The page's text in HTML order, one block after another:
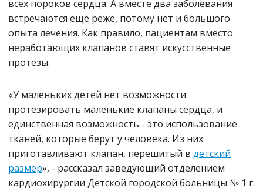
всех пороков сердца. А вместе два заболевания
встречаются еще реже, потому нет и большого
опыта лечения. Как правило, пациентам вместо
неработающих клапанов ставят искусственные
протезы.
«У маленьких детей нет возможности
протезировать маленькие клапаны сердца, и
единственная возможность - это использование
тканей, которые берут у человека. Из них
приготавливают клапан, перешитый в детский
размер», - рассказал заведующий отделением
кардиохирургии Детской городской больницы № 1 г.